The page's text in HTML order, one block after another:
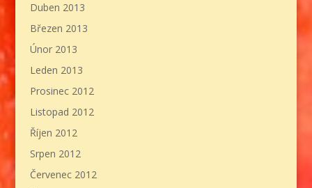
Duben 2013
Březen 2013
Únor 2013
Leden 2013
Prosinec 2012
Listopad 2012
Říjen 2012
Srpen 2012
Červenec 2012